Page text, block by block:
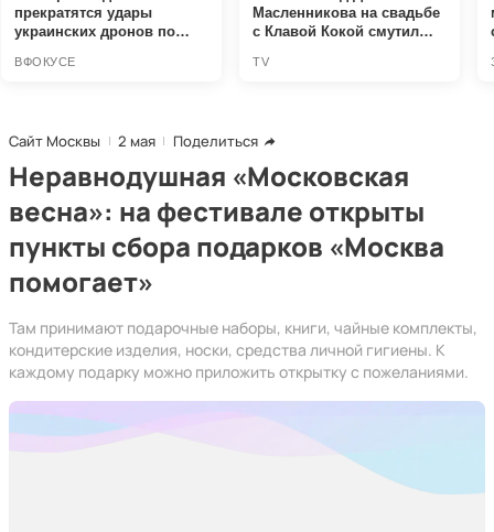
Сайт Москвы 2 мая Поделиться
Неравнодушная «Московская
весна»: на фестивале открыты
пункты сбора подарков «Москва
помогает»
Там принимают подарочные наборы, книги, чайные комплекты,
кондитерские изделия, носки, средства личной гигиены. К
каждому подарку можно приложить открытку с пожеланиями.